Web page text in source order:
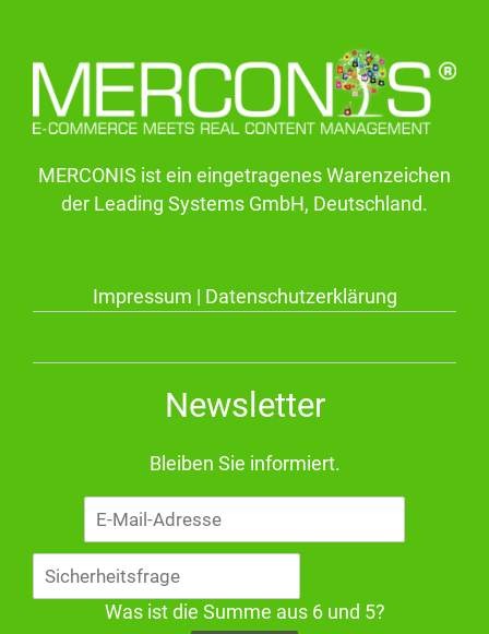
MERCONIS ist ein eingetragenes Warenzeichen
der Leading Systems GmbH, Deutschland.
Impressum | Datenschutzerklärung
Newsletter
Bleiben Sie informiert.
E-
Mail-
Adresse
Was ist die Summe aus 6 und 5?